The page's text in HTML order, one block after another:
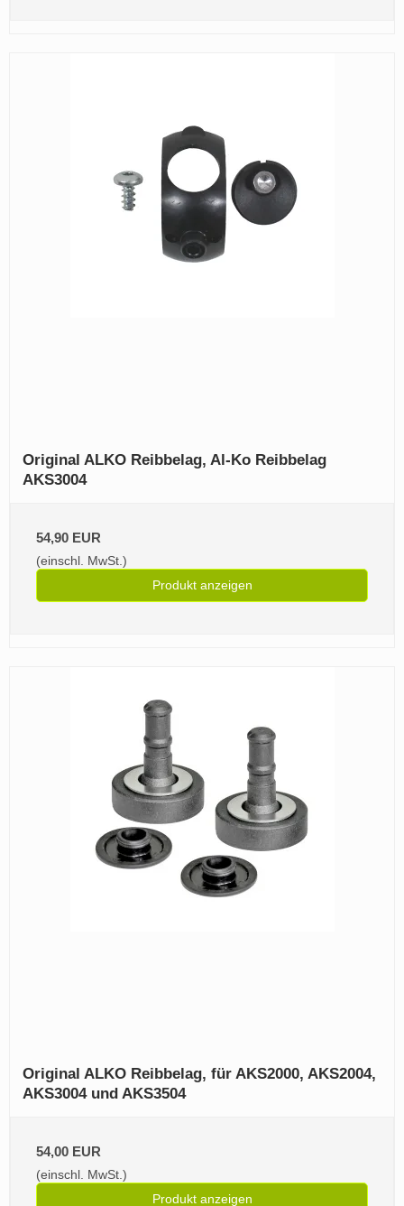
Original ALKO Reibbelag, Al-Ko Reibbelag
AKS3004
54,90 EUR
(einschl. MwSt.)
Produkt anzeigen
Original ALKO Reibbelag, für AKS2000, AKS2004,
AKS3004 und AKS3504
54,00 EUR
(einschl. MwSt.)
Produkt anzeigen